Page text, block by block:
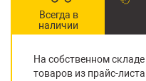
Всегда в
наличии
На собственном
товаров из прайс-